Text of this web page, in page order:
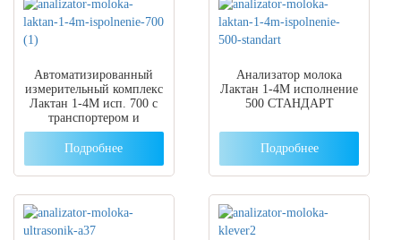
Автоматизированный
измерительный комплекс
Лактан 1-4М исп. 700 с
транспортером и
ноутбуком
Подробнее
Анализатор молока
Лактан 1-4М исполнение
500 СТАНДАРТ
Подробнее